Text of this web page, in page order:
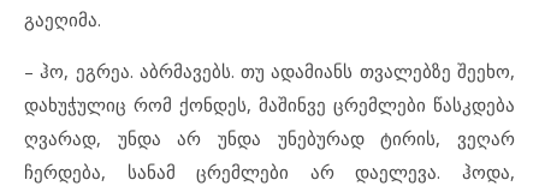
გაეღიმა.
– ჰო, ეგრეა. აბრმავებს. თუ ადამიანს თვალებზე შეეხო,
დახუჭულიც რომ ქონდეს, მაშინვე ცრემლები წასკდება
ღვარად, უნდა არ უნდა უნებურად ტირის, ვეღარ
ჩერდება, სანამ ცრემლები არ დაელევა. ჰოდა,